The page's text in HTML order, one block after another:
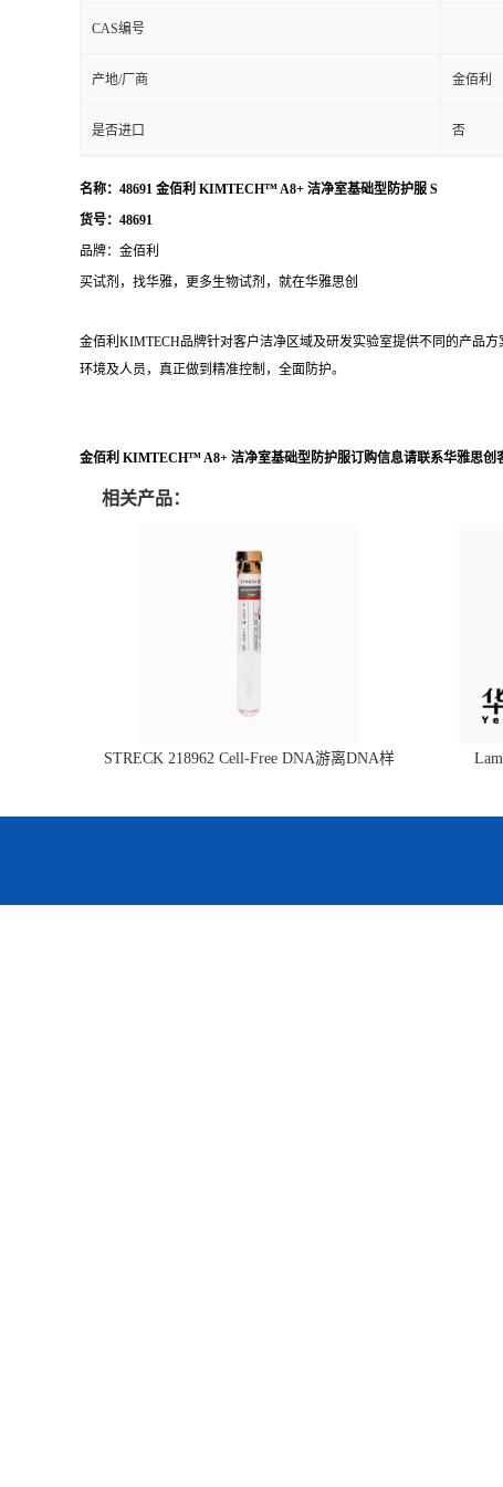
CAS编号
产地/厂商 金佰利
是否进口 否
名称： 48691 金佰利 KIMTECH™ A8+ 洁净室基础型防护服 S
货号： 48691
品牌： 金佰利
买试剂，找华雅，更多生物试剂，就在华雅思创
金佰利KIMTECH品牌针对客户洁净区域及研发实验室提供不同的产品
环境及人员，真正做到精准控制，全面防护。
金佰利 KIMTECH™ A8+ 洁净室基础型防护服订购信息请联系华雅思创
相关产品：
STRECK 218962 Cell-Free DNA游离DNA样